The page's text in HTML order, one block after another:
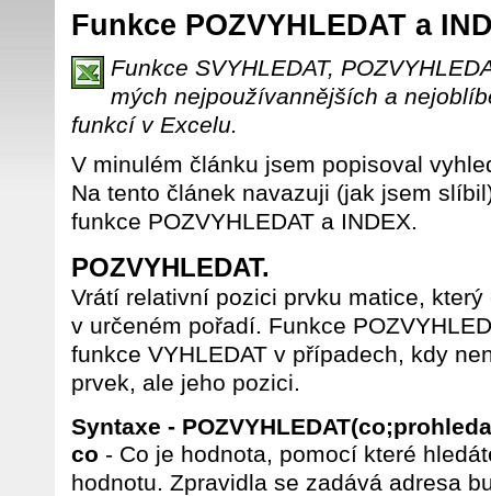
Funkce POZVYHLEDAT a
Funkce SVYHLEDAT,
mých nejpoužívannějších a
funkcí v Excelu.
V minulém článku jsem popisoval
Na tento článek navazuji (jak jsem
funkce POZVYHLEDAT a INDEX.
POZVYHLEDAT.
Vrátí relativní pozici prvku matice,
v určeném pořadí. Funkce
funkce VYHLEDAT v případech, kdy
prvek, ale jeho pozici.
Syntaxe -
co - Co je hodnota, pomocí které
hodnotu. Zpravidla se zadává adresa